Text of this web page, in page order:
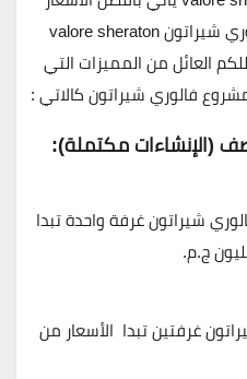
في المنطقة و تعتبر اسعار فالوري شيراتون valore sheraton
العائل من المميزات التي
فالوري شيراتون كالاتي :
شيراتون غرفة واحدة تبدا
.
غرفتين تبدا الأسعار من